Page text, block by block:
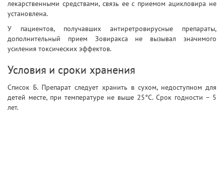
лекарственными средствами, связь ее с приемом ацикловира не
установлена.
У пациентов, получавших антиретровирусные препараты,
дополнительный прием Зовиракса не вызывал значимого
усиления токсических эффектов.
Условия и сроки хранения
Список Б. Препарат следует хранить в сухом, недоступном для
детей месте, при температуре не выше 25°С. Cрок годности – 5
лет.